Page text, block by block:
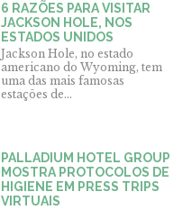
6 RAZÕES PARA VISITAR
JACKSON HOLE, NOS
ESTADOS UNIDOS
Jackson Hole, no estado
americano do Wyoming, tem
uma das mais famosas
estações de...
PALLADIUM HOTEL GROUP
MOSTRA PROTOCOLOS DE
HIGIENE EM PRESS TRIPS
VIRTUAIS